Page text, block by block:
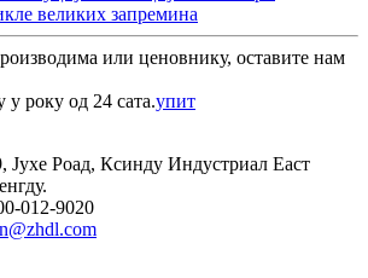
великих запремина
или ценовнику, оставите нам
у року од 24 сата.упит
Јухе Роад, Ксинду Индустриал Еаст
012-9020